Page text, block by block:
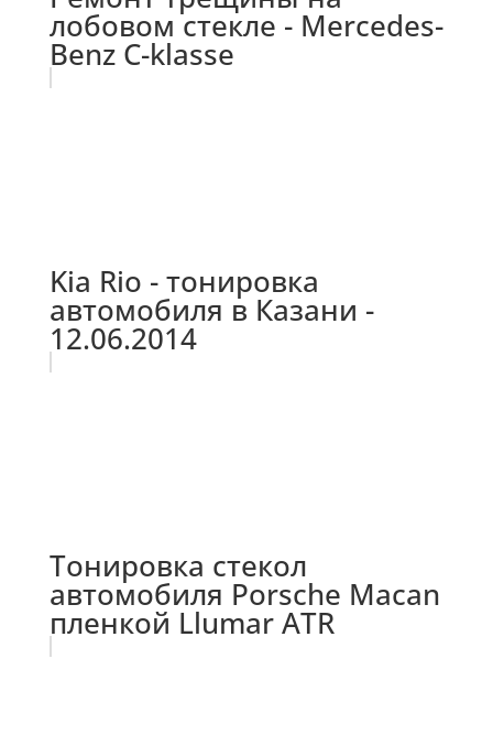
лобовом стекле - Mercedes-
Benz C-klasse
Kia Rio - тонировка
автомобиля в Казани -
12.06.2014
Тонировка стекол
автомобиля Porsche Macan
пленкой Llumar ATR